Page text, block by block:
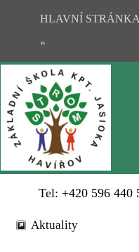
HLAVNÍ STRÁNKA
»
Tel: +420 596
Aktuality